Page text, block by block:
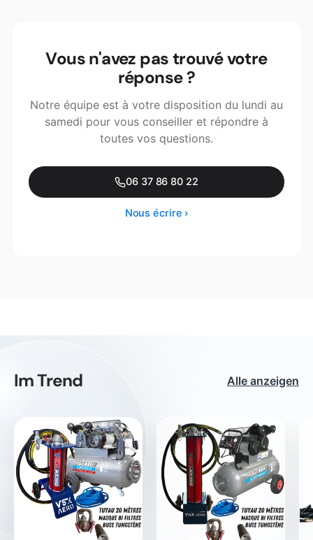
Vous n'avez pas trouvé votre
réponse ?
Notre équipe est à votre disposition du lundi au
samedi pour vous conseiller et répondre à
toutes vos questions.
06 37 86 80 22
Nous écrire ›
Im Trend Alle anzeigen